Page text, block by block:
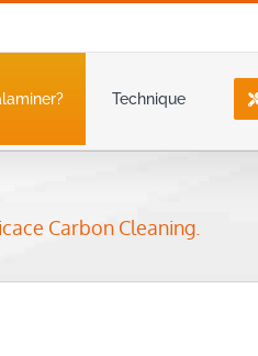
Technique
Carbon Cleaning.